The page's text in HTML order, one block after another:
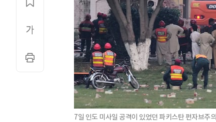
7일 인도 미사일 공격이 있었던 파키스탄 펀자브주